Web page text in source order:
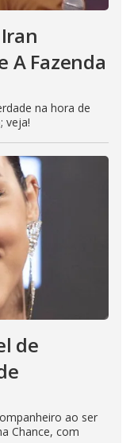
A Fazenda
na hora de
veja!
de
ao ser
Chance, com